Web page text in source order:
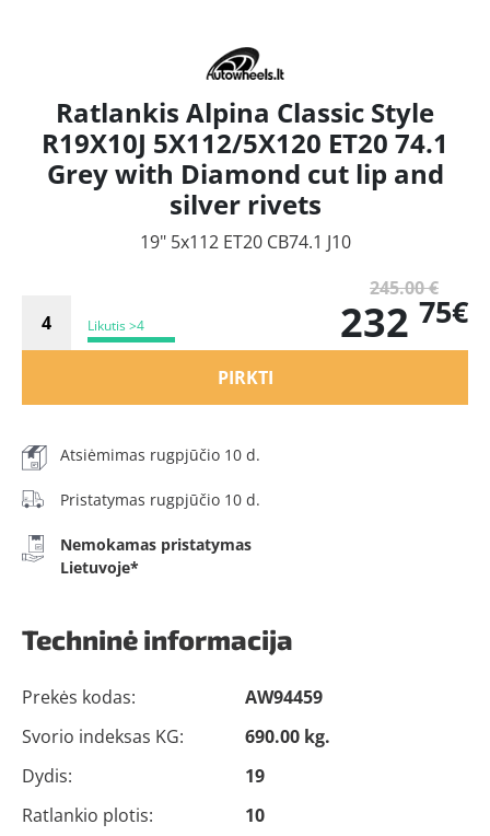
Ratlankis Alpina Classic Style
R19X10J 5X112/5X120 ET20 74.1
Grey with Diamond cut lip and
silver rivets
19" 5x112 ET20 CB74.1 J10
Likutis >4
245.00 €
232 75€
PIRKTI
Atsiėmimas rugpjūčio 10 d.
Pristatymas rugpjūčio 10 d.
Nemokamas pristatymas
Lietuvoje*
Techninė informacija
Prekės kodas:
AW94459
Svorio indeksas KG:
690.00 kg.
Dydis:
19
Ratlankio plotis:
10